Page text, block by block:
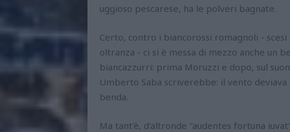
uggioso pescarese, ha le polveri bagnate.
Certo, contro i biancorossi romagnoli -
oltranza - ci si è messa di mezzo anche un
biancazzurri: prima Moruzzi e dopo, sul
Umberto Saba scriverebbe: il vento
benda.
Ma tant'è, d'altronde "audentes fortuna